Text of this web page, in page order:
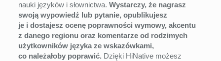
nauki języków i słownictwa. Wystarczy, że nagrasz
swoją wypowiedź lub pytanie, opublikujesz
je i dostajesz ocenę poprawności wymowy, akcentu
z danego regionu oraz komentarze od rodzimych
użytkowników języka ze wskazówkami,
co należałoby poprawić. Dzięki HiNative możesz